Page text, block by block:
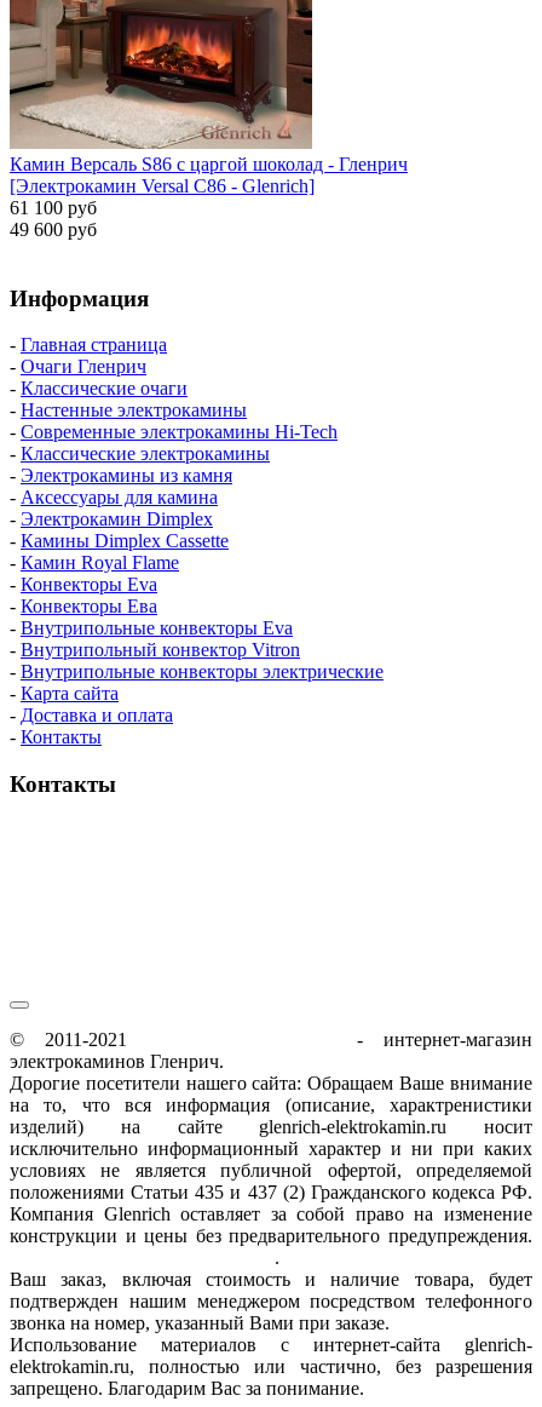
Камин Версаль S86 с царгой шоколад - Гленрич
[Электрокамин Versal С86 - Glenrich]
61 100 руб
49 600 руб
Информация
- Главная страница
- Очаги Гленрич
- Классические очаги
- Настенные электрокамины
- Современные электрокамины Hi-Tech
- Классические электрокамины
- Электрокамины из камня
- Аксессуары для камина
- Электрокамин Dimplex
- Камины Dimplex Cassette
- Камин Royal Flame
- Конвекторы Eva
- Конвекторы Ева
- Внутрипольные конвекторы Eva
- Внутрипольный конвектор Vitron
- Внутрипольные конвекторы электрические
- Карта сайта
- Доставка и оплата
- Контакты
Контакты
© 2011-2021
- интернет-магазин
электрокаминов Гленрич.
Дорогие посетители нашего сайта: Обращаем Ваше внимание
на то, что вся информация (описание, характренистики
изделий) на сайте glenrich-elektrokamin.ru носит
исключительно информационный характер и ни при каких
условиях не является публичной офертой, определяемой
положениями Статьи 435 и 437 (2) Гражданского кодекса РФ.
Компания Glenrich оставляет за собой право на изменение
конструкции и цены без предварительного предупреждения.
.
Ваш заказ, включая стоимость и наличие товара, будет
подтвержден нашим менеджером посредством телефонного
звонка на номер, указанный Вами при заказе.
Использование материалов с интернет-сайта glenrich-
elektrokamin.ru, полностью или частично, без разрешения
запрещено. Благодарим Вас за понимание.